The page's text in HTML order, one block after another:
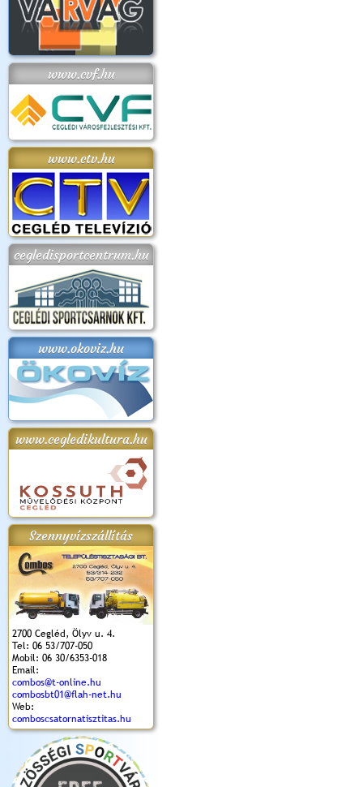
www.cvf.hu
www.ctv.hu
cegledisportcentrum.hu
www.okoviz.hu
www.cegledikultura.hu
Szennyvízszállítás
2700 Cegléd, Ölyv u. 4.
Tel: 06 53/707-050
Mobil: 06 30/6353-018
Email:
combos@t-online.hu
combosbt01@flah-net.hu
Web:
comboscsatornatisztitas.hu
2018.
Kossuth Toborzó
Ünnepély
Szent István Ünnepe
(2017. 08. 20.)